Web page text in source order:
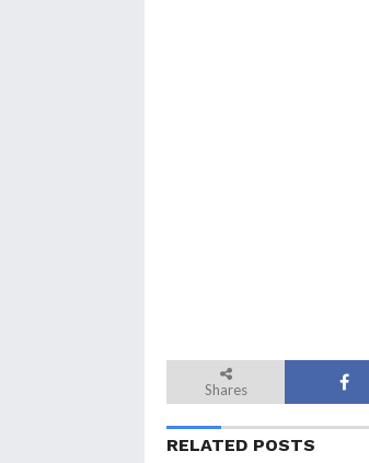
Shares
RELATED POSTS